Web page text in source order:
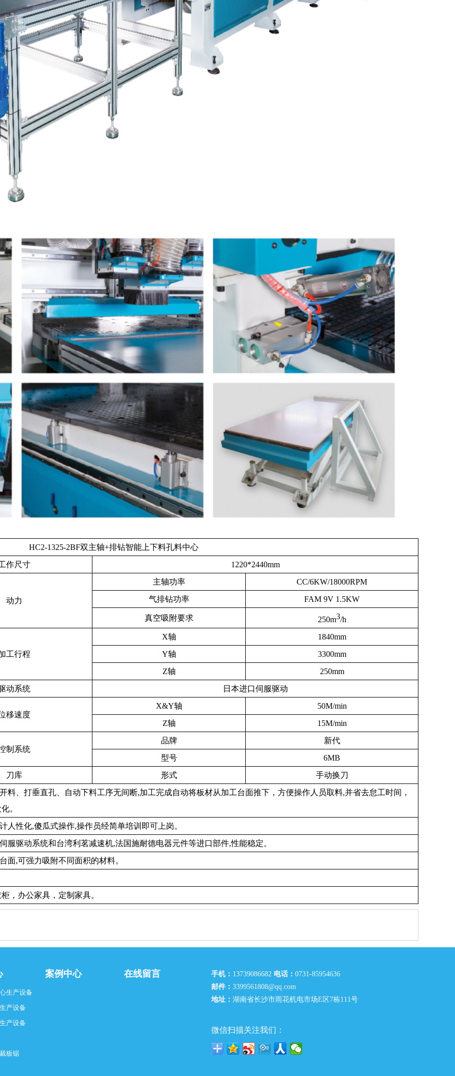
HC2-1325-2BF双主轴+排钻智能上下料孔料中心
作尺寸
1220*2440mm
动力
主轴功率
CC/6KW/18000RPM
气排钻功率
FAM 9V 1.5KW
真空吸附要求 250m3/h
工行程
X轴
1840mm
Y轴
3300mm
Z轴
250mm
动系统
日本进口伺服驱动
移速度
X&Y轴
50M/min
Z轴
15M/min
制系统
品牌
新代
型号
6MB
刀库
形式
手动换刀
料、打垂直孔、自动下料工序无间断,加工完成自动将板材从加工台面推下，方便操作人员取料,并省去怠工时间，
。
人性化,傻瓜式操作,操作员经简单培训即可上岗。
服驱动系统和台湾利茗减速机,法国施耐德电器元件等进口部件,性能稳定。
面,可强力吸附不同面积的材料。
，办公家具，定制家具。
生产设备
产设备
产设备
板锯
案例中心 在线留言 手机： 13739086682 电话： 0731-85954636
邮件： 3399561808@qq.com
地址： 湖南省长沙市雨花机电市场E区7栋111号
微信扫描关注我们：